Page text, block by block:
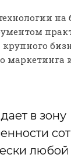
на
в зону
любой